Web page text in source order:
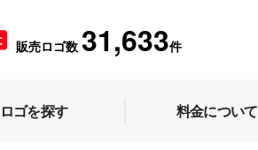
販売ロゴ数 31,633件
ロゴを探す 料金について